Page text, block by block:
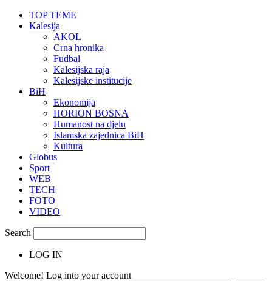
TOP TEME
Kalesija
AKOL
Crna hronika
Fudbal
Kalesijska raja
Kalesijske institucije
BiH
Ekonomija
HORION BOSNA
Humanost na djelu
Islamska zajednica BiH
Kultura
Globus
Sport
WEB
TECH
FOTO
VIDEO
Search
LOG IN
Welcome! Log into your account